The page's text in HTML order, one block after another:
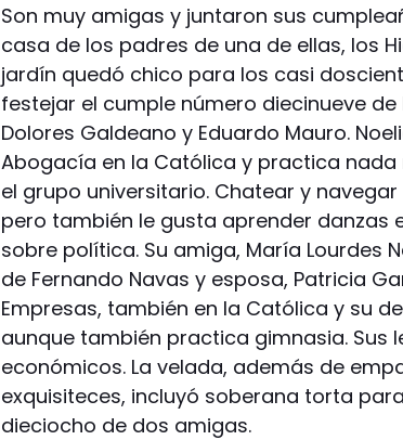
Son muy amigas y juntaron sus
casa de los padres de una de ellas, los
jardín quedó chico para los casi
festejar el cumple número diecinueve de
Dolores Galdeano y Eduardo Mauro.
Abogacía en la Católica y practica
el grupo universitario. Chatear y
pero también le gusta aprender danzas
sobre política. Su amiga, María Lourdes
de Fernando Navas y esposa, Patricia
Empresas, también en la Católica y su
aunque también practica gimnasia. Sus
económicos. La velada, además de
exquisiteces, incluyó soberana torta
dieciocho de dos amigas.